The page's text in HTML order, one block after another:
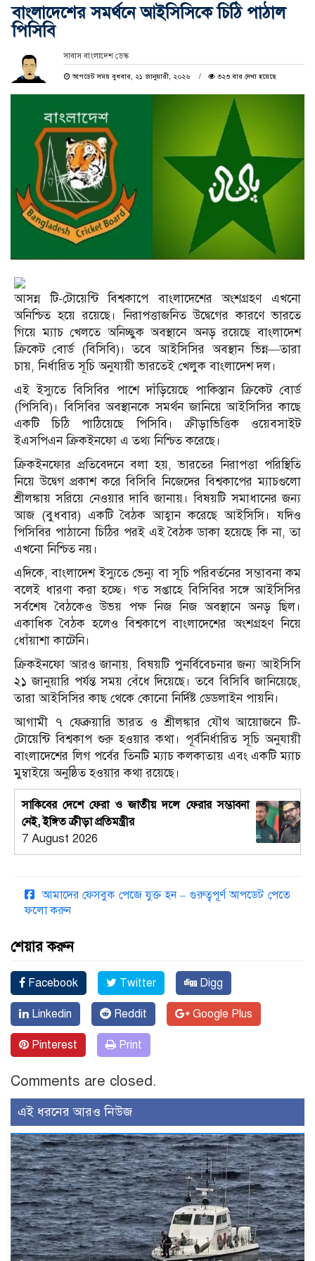
বাংলাদেশের সমর্থনে আইসিসিকে চিঠি পাঠাল
পিসিবি
সাবাস বাংলাদেশ ডেস্ক
আপডেট সময় বুধবার, ২১ জানুয়ারী, ২০২৬ ৩২৩ বার দেখা হয়েছে
আসন্ন টি-টোয়েন্টি বিশ্বকাপে বাংলাদেশের অংশগ্রহণ এখনো
অনিশ্চিত হয়ে রয়েছে। নিরাপত্তাজনিত উদ্বেগের কারণে ভারতে
গিয়ে ম্যাচ খেলতে অনিচ্ছুক অবস্থানে অনড় রয়েছে বাংলাদেশ
ক্রিকেট বোর্ড (বিসিবি)। তবে আইসিসির অবস্থান ভিন্ন—তারা
চায়, নির্ধারিত সূচি অনুযায়ী ভারতেই খেলুক বাংলাদেশ দল।
এই ইস্যুতে বিসিবির পাশে দাঁড়িয়েছে পাকিস্তান ক্রিকেট বোর্ড
(পিসিবি)। বিসিবির অবস্থানকে সমর্থন জানিয়ে আইসিসির কাছে
একটি চিঠি পাঠিয়েছে পিসিবি। ক্রীড়াভিত্তিক ওয়েবসাইট
ইএসপিএন ক্রিকইনফো এ তথ্য নিশ্চিত করেছে।
ক্রিকইনফোর প্রতিবেদনে বলা হয়, ভারতের নিরাপত্তা পরিস্থিতি
নিয়ে উদ্বেগ প্রকাশ করে বিসিবি নিজেদের বিশ্বকাপের ম্যাচগুলো
শ্রীলঙ্কায় সরিয়ে নেওয়ার দাবি জানায়। বিষয়টি সমাধানের জন্য
আজ (বুধবার) একটি বৈঠক আহ্বান করেছে আইসিসি। যদিও
পিসিবির পাঠানো চিঠির পরই এই বৈঠক ডাকা হয়েছে কি না, তা
এখনো নিশ্চিত নয়।
এদিকে, বাংলাদেশ ইস্যুতে ভেন্যু বা সূচি পরিবর্তনের সম্ভাবনা কম
বলেই ধারণা করা হচ্ছে। গত সপ্তাহে বিসিবির সঙ্গে আইসিসির
সর্বশেষ বৈঠকেও উভয় পক্ষ নিজ নিজ অবস্থানে অনড় ছিল।
একাধিক বৈঠক হলেও বিশ্বকাপে বাংলাদেশের অংশগ্রহণ নিয়ে
ধোঁয়াশা কাটেনি।
ক্রিকইনফো আরও জানায়, বিষয়টি পুনর্বিবেচনার জন্য আইসিসি
২১ জানুয়ারি পর্যন্ত সময় বেঁধে দিয়েছে। তবে বিসিবি জানিয়েছে,
তারা আইসিসির কাছ থেকে কোনো নির্দিষ্ট ডেডলাইন পায়নি।
আগামী ৭ ফেব্রুয়ারি ভারত ও শ্রীলঙ্কার যৌথ আয়োজনে টি-
টোয়েন্টি বিশ্বকাপ শুরু হওয়ার কথা। পূর্বনির্ধারিত সূচি অনুযায়ী
বাংলাদেশের লিগ পর্বের তিনটি ম্যাচ কলকাতায় এবং একটি ম্যাচ
মুম্বাইয়ে অনুষ্ঠিত হওয়ার কথা রয়েছে।
সাকিবের দেশে ফেরা ও জাতীয় দলে ফেরার সম্ভাবনা
নেই, ইঙ্গিত ক্রীড়া প্রতিমন্ত্রীর
7 August 2026
আমাদের ফেসবুক পেজে যুক্ত হন – গুরুত্বপূর্ণ আপডেট পেতে
ফলো করুন
শেয়ার করুন
Facebook Twitter Digg
Linkedin Reddit Google Plus
Pinterest Print
Comments are closed.
এই ধরনের আরও নিউজ